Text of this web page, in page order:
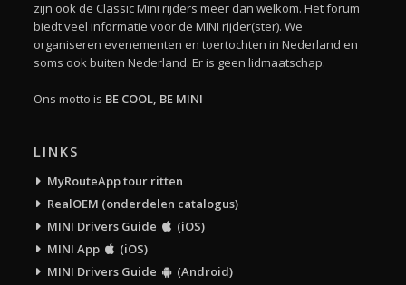
zijn ook de Classic Mini rijders meer dan welkom. Het forum
biedt veel informatie voor de MINI rijder(ster). We
organiseren evenementen en toertochten in Nederland en
soms ook buiten Nederland. Er is geen lidmaatschap.
Ons motto is BE COOL, BE MINI
LINKS
MyRouteApp tour ritten
RealOEM (onderdelen catalogus)
MINI Drivers Guide
(iOS)
MINI App
(iOS)
MINI Drivers Guide
(Android)